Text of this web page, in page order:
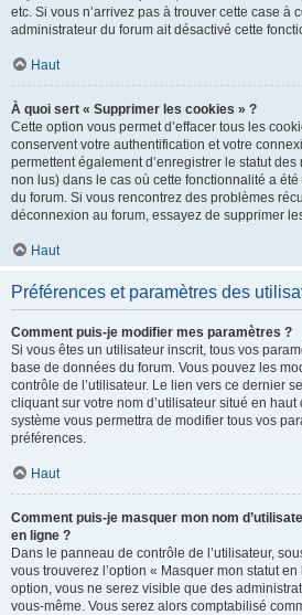
etc. Si vous n’arrivez pas à trouver cette case à
administrateur du forum ait désactivé cette
Haut
À quoi sert « Supprimer les cookies » ?
Cette option vous permet d’effacer tous les
conservent votre authentification et votre
permettent également d’enregistrer le statut des
non lus) dans le cas où cette fonctionnalité a
du forum. Si vous rencontrez des problèmes
déconnexion au forum, essayez de supprimer
Haut
Préférences et paramètres des
Comment puis-je modifier mes paramètres ?
Si vous êtes un utilisateur inscrit, tous vos
base de données du forum. Vous pouvez les
contrôle de l’utilisateur. Le lien vers ce dernier
cliquant sur votre nom d’utilisateur situé en
système vous permettra de modifier tous vos
préférences.
Haut
Comment puis-je masquer mon nom
en ligne ?
Dans le panneau de contrôle de l’utilisateur,
vous trouverez l’option « Masquer mon statut
option, vous ne serez visible que des
vous-même. Vous serez alors comptabilisé